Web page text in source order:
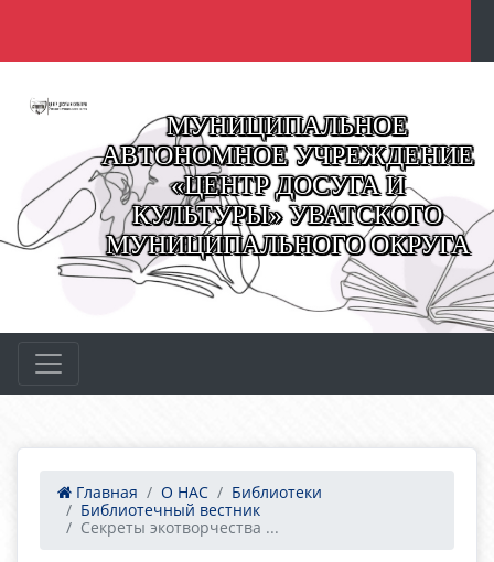
МУНИЦИПАЛЬНОЕ
АВТОНОМНОЕ УЧРЕЖДЕНИЕ
«ЦЕНТР ДОСУГА И
КУЛЬТУРЫ» УВАТСКОГО
МУНИЦИПАЛЬНОГО ОКРУГА
Главная О НАС
Библиотеки
Библиотечный вестник
Секреты экотворчества ...